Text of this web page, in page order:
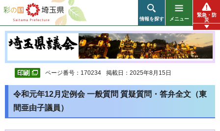
彩の国 埼玉県
情報を探す メニュー
緊急・防
災
ページ番号：170234 掲載日：2025年8月15日
令和元年12月定例会 一般質問 質疑質問・答弁全文（東
間亜由子議員）